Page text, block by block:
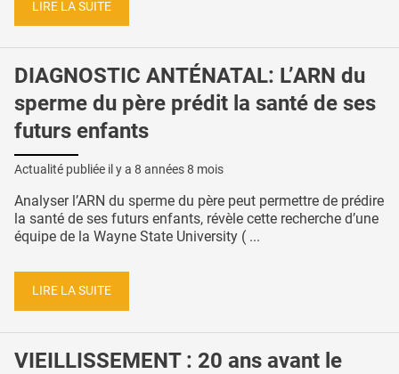
LIRE LA SUITE
DIAGNOSTIC ANTÉNATAL: L’ARN du
sperme du père prédit la santé de ses
futurs enfants
Actualité publiée il y a 8 années 8 mois
Analyser l’ARN du sperme du père peut permettre de prédire
la santé de ses futurs enfants, révèle cette recherche d’une
équipe de la Wayne State University ( ...
LIRE LA SUITE
VIEILLISSEMENT : 20 ans avant le